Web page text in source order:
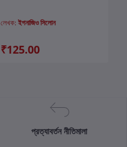
লেখক: ইগনাজিও সিলোন
₹125.00
প্রত্যাবর্তন নীতিমালা